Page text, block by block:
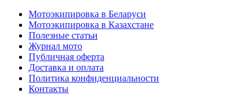
Мотоэкипировка в Беларуси
Мотоэкипировка в Казахстане
Полезные статьи
Журнал мото
Публичная оферта
Доставка и оплата
Политика конфиденциальности
Контакты